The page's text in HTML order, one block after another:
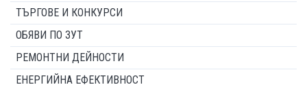
ТЪРГОВЕ И КОНКУРСИ
ОБЯВИ ПО ЗУТ
РЕМОНТНИ ДЕЙНОСТИ
ЕНЕРГИЙНА ЕФЕКТИВНОСТ